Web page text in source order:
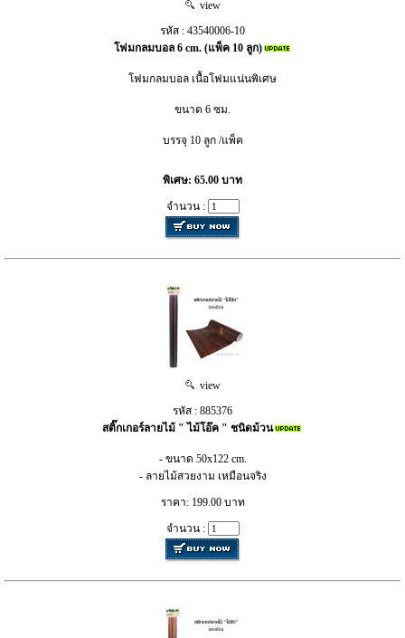
view
รหัส : 43540006-10
โฟมกลมบอล 6 cm. (แพ็ค 10 ลูก)
โฟมกลมบอล เนื้อโฟมแน่นพิเศษ
ขนาด 6 ซม.
บรรจุ 10 ลูก /แพ็ค
พิเศษ: 65.00 บาท
จำนวน :
view
รหัส : 885376
สติ๊กเกอร์ลายไม้ " ไม้โอ๊ค " ชนิดม้วน
- ขนาด 50x122 cm.
- ลายไม้สวยงาม เหมือนจริง
ราคา: 199.00 บาท
จำนวน :